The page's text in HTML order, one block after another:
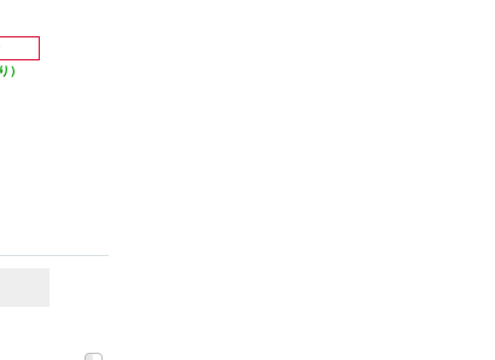
）